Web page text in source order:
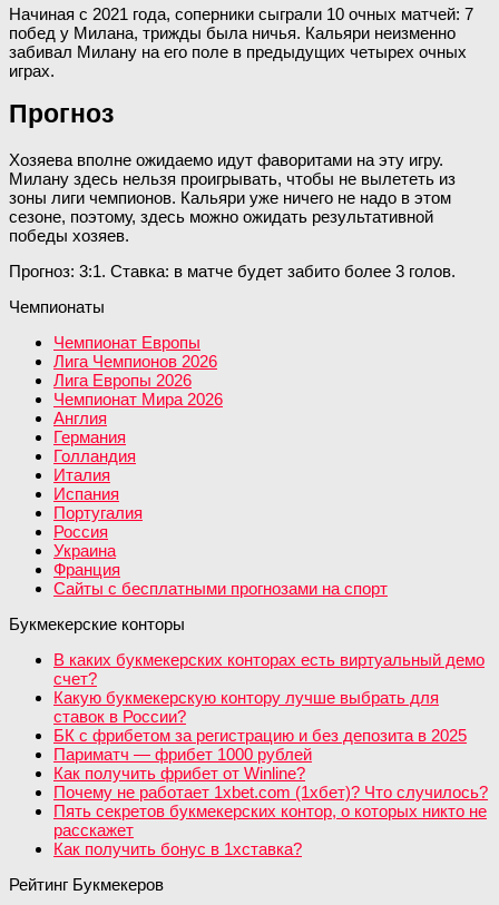
Начиная с 2021 года, соперники сыграли 10 очных матчей: 7
побед у Милана, трижды была ничья. Кальяри неизменно
забивал Милану на его поле в предыдущих четырех очных
играх.
Прогноз
Хозяева вполне ожидаемо идут фаворитами на эту игру.
Милану здесь нельзя проигрывать, чтобы не вылететь из
зоны лиги чемпионов. Кальяри уже ничего не надо в этом
сезоне, поэтому, здесь можно ожидать результативной
победы хозяев.
Прогноз: 3:1. Ставка: в матче будет забито более 3 голов.
Чемпионаты
Чемпионат Европы
Лига Чемпионов 2026
Лига Европы 2026
Чемпионат Мира 2026
Англия
Германия
Голландия
Италия
Испания
Португалия
Россия
Украина
Франция
Сайты с бесплатными прогнозами на спорт
Букмекерские конторы
В каких букмекерских конторах есть виртуальный демо
счет?
Какую букмекерскую контору лучше выбрать для
ставок в России?
БК с фрибетом за регистрацию и без депозита в 2025
Париматч — фрибет 1000 рублей
Как получить фрибет от Winline?
Почему не работает 1xbet.com (1хбет)? Что случилось?
Пять секретов букмекерских контор, о которых никто не
расскажет
Как получить бонус в 1хставка?
Рейтинг Букмекеров